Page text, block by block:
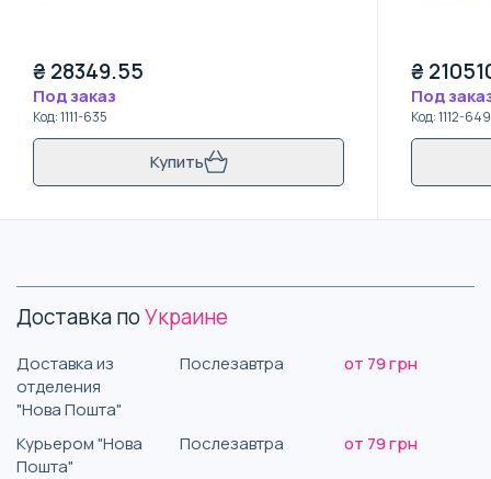
₴ 28349.55
Под заказ
Код:1111-635
Купить
₴
Под
Код:1112-649
Доставка поУкраине
Доставка из
отделения
"Нова Пошта"
Послезавтра от 79 грн
Курьером "Нова
Пошта"
Послезавтра от 79 грн